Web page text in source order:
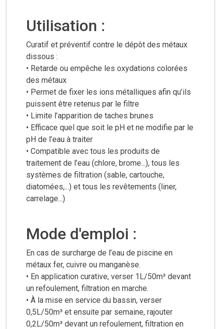
Utilisation :
Curatif et préventif contre le dépôt des métaux
dissous :
• Retarde ou empêche les oxydations colorées
des métaux
• Permet de fixer les ions métalliques afin qu’ils
puissent être retenus par le filtre
• Limite l’apparition de taches brunes
• Efficace quel que soit le pH et ne modifie par le
pH de l’eau à traiter
• Compatible avec tous les produits de
traitement de l’eau (chlore, brome...), tous les
systèmes de filtration (sable, cartouche,
diatomées,...) et tous les revêtements (liner,
carrelage...)
Mode d'emploi :
En cas de surcharge de l’eau de piscine en
métaux fer, cuivre ou manganèse.
• En application curative, verser 1L/50m³ devant
un refoulement, filtration en marche.
• À la mise en service du bassin, verser
0,5L/50m³ et ensuite par semaine, rajouter
0,2L/50m³ devant un refoulement, filtration en